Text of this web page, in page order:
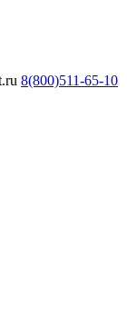
8(800)511-65-10